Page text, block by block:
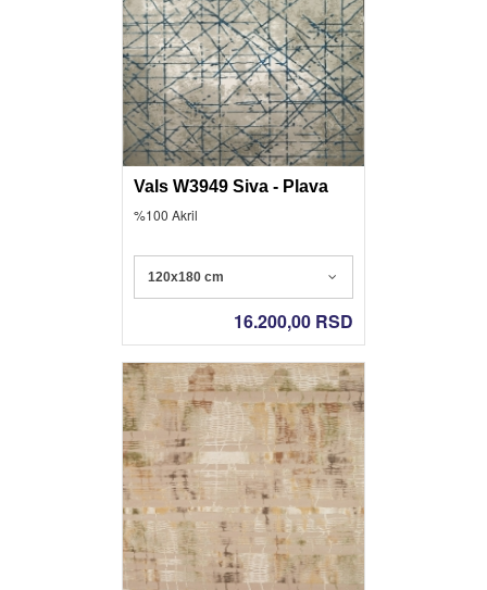
Vals W3949 Siva - Plava
%100 Akril
120x180 cm
16.200,00 RSD